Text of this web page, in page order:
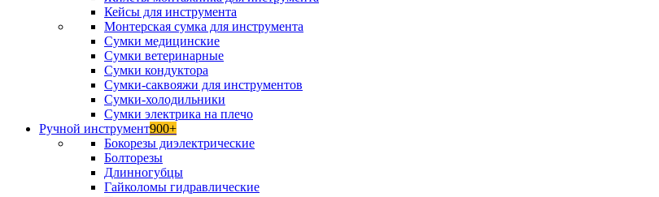
Кейсы для инструмента
Монтерская сумка для инструмента
Сумки медицинские
Сумки ветеринарные
Сумки кондуктора
Сумки-саквояжи для инструментов
Сумки-холодильники
Сумки электрика на плечо
Ручной инструмент900+
Бокорезы диэлектрические
Болторезы
Длинногубцы
Гайколомы гидравлические